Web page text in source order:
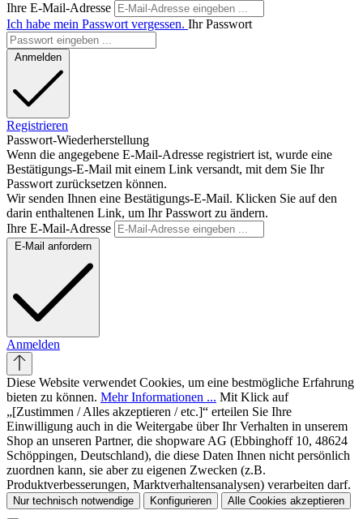
Ihre E-Mail-Adresse
Ich habe mein Passwort vergessen. Ihr Passwort
Anmelden
Registrieren
Passwort-Wiederherstellung
Wenn die angegebene E-Mail-Adresse registriert ist, wurde eine
Bestätigungs-E-Mail mit einem Link versandt, mit dem Sie Ihr
Passwort zurücksetzen können.
Wir senden Ihnen eine Bestätigungs-E-Mail. Klicken Sie auf den
darin enthaltenen Link, um Ihr Passwort zu ändern.
Ihre E-Mail-Adresse
E-Mail anfordern
Anmelden
Diese Website verwendet Cookies, um eine bestmögliche Erfahrung
bieten zu können. Mehr Informationen ... Mit Klick auf
„[Zustimmen / Alles akzeptieren / etc.]“ erteilen Sie Ihre
Einwilligung auch in die Weitergabe über Ihr Verhalten in unserem
Shop an unseren Partner, die shopware AG (Ebbinghoff 10, 48624
Schöppingen, Deutschland), die diese Daten Ihnen nicht persönlich
zuordnen kann, sie aber zu eigenen Zwecken (z.B.
Produktverbesserungen, Marktverhaltensanalysen) verarbeiten darf.
Nur technisch notwendige Konfigurieren Alle Cookies akzeptieren